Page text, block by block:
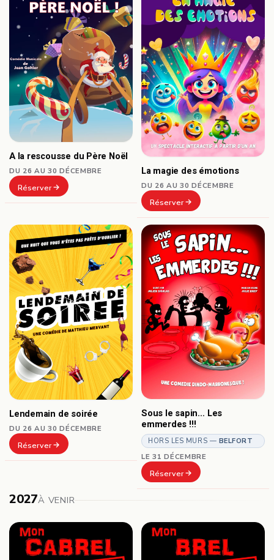
A la rescousse du Père Noël
DU 26 AU 30 DÉCEMBRE
Réserver
La magie des émotions
DU 26 AU 30 DÉCEMBRE
Réserver
Lendemain de soirée
DU 26 AU 30 DÉCEMBRE
Réserver
Sous le sapin… Les
emmerdes !!!
HORS LES MURS — BELFORT
LE 31 DÉCEMBRE
Réserver
2027À VENIR